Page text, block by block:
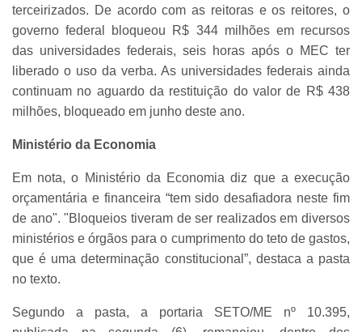
terceirizados. De acordo com as reitoras e os reitores, o
governo federal bloqueou R$ 344 milhões em recursos
das universidades federais, seis horas após o MEC ter
liberado o uso da verba. As universidades federais ainda
continuam no aguardo da restituição do valor de R$ 438
milhões, bloqueado em junho deste ano.
Ministério da Economia
Em nota, o Ministério da Economia diz que a execução
orçamentária e financeira “tem sido desafiadora neste fim
de ano". "Bloqueios tiveram de ser realizados em diversos
ministérios e órgãos para o cumprimento do teto de gastos,
que é uma determinação constitucional”, destaca a pasta
no texto.
Segundo a pasta, a portaria SETO/ME nº 10.395,